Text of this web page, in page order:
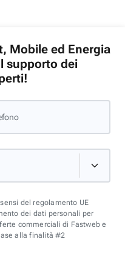
Mobile ed Energia
supporto dei
del regolamento UE
dei dati personali per
commerciali di Fastweb e
alla finalità #2